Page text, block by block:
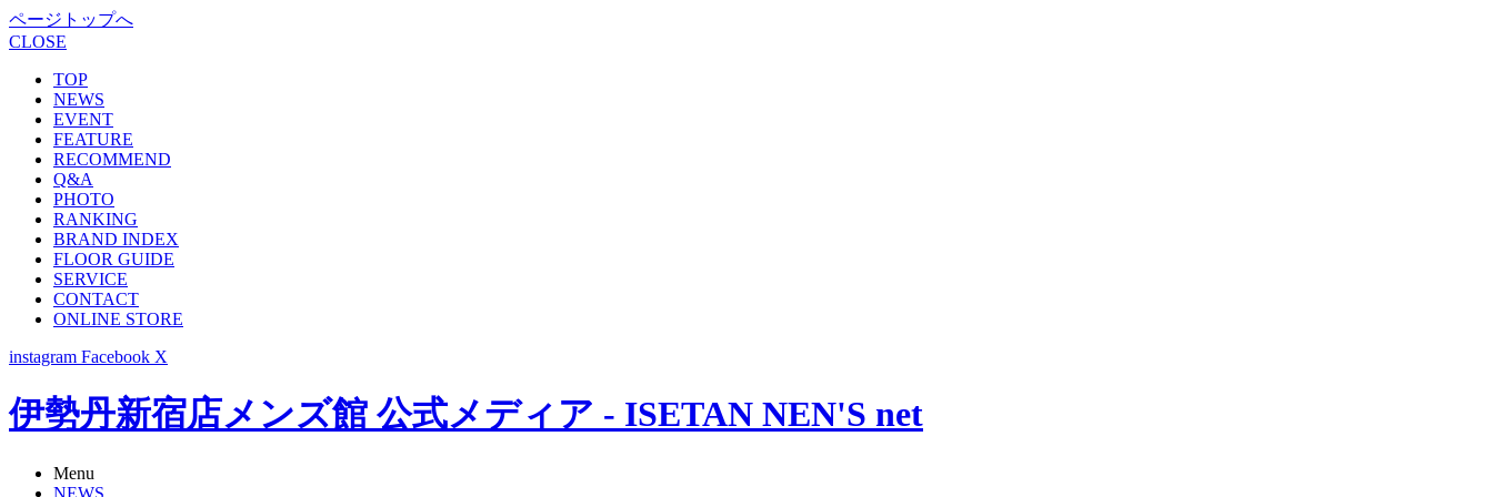
ページトップへ
CLOSE
TOP
NEWS
EVENT
FEATURE
RECOMMEND
Q&A
PHOTO
RANKING
BRAND INDEX
FLOOR GUIDE
SERVICE
CONTACT
ONLINE STORE
instagram Facebook X
伊勢丹新宿店メンズ館 公式メディア - ISETAN NEN'S net
Menu
NEWS